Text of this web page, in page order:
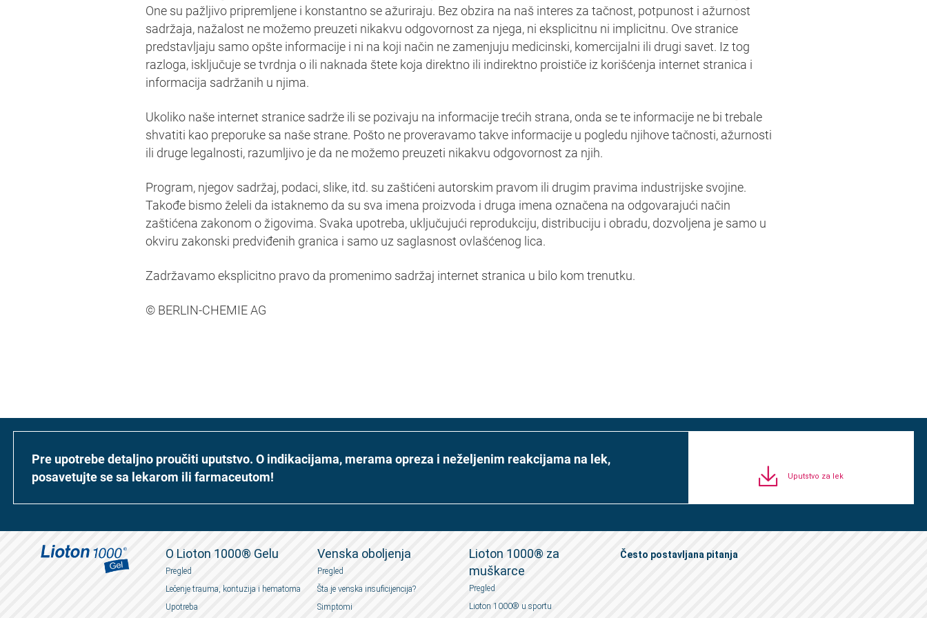
One su pažljivo pripremljene i konstantno se ažuriraju. Bez obzira na naš interes za tačnost, potpunost i ažurnost
sadržaja, nažalost ne možemo preuzeti nikakvu odgovornost za njega, ni eksplicitnu ni implicitnu. Ove stranice
predstavljaju samo opšte informacije i ni na koji način ne zamenjuju medicinski, komercijalni ili drugi savet. Iz tog
razloga, isključuje se tvrdnja o ili naknada štete koja direktno ili indirektno proističe iz korišćenja internet stranica i
informacija sadržanih u njima.
Ukoliko naše internet stranice sadrže ili se pozivaju na informacije trećih strana, onda se te informacije ne bi trebale
shvatiti kao preporuke sa naše strane. Pošto ne proveravamo takve informacije u pogledu njihove tačnosti, ažurnosti
ili druge legalnosti, razumljivo je da ne možemo preuzeti nikakvu odgovornost za njih.
Program, njegov sadržaj, podaci, slike, itd. su zaštićeni autorskim pravom ili drugim pravima industrijske svojine.
Takođe bismo želeli da istaknemo da su sva imena proizvoda i druga imena označena na odgovarajući način
zaštićena zakonom o žigovima. Svaka upotreba, uključujući reprodukciju, distribuciju i obradu, dozvoljena je samo u
okviru zakonski predviđenih granica i samo uz saglasnost ovlašćenog lica.
Zadržavamo eksplicitno pravo da promenimo sadržaj internet stranica u bilo kom trenutku.
© BERLIN-CHEMIE AG
Pre upotrebe detaljno proučiti uputstvo. O indikacijama, merama opreza i neželjenim reakcijama na lek,
posavetujte se sa lekarom ili farmaceutom!
Uputstvo za lek
O Lioton 1000® Gelu
Pregled
Lečenje trauma, kontuzija i hematoma
Upotreba
Venska oboljenja
Pregled
Šta je venska insuficijencija?
Simptomi
Lioton 1000® za
muškarce
Pregled
Lioton 1000® u sportu
Često postavljana pitanja